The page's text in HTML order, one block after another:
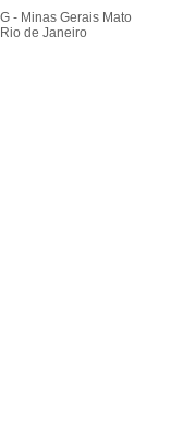
- Minas Gerais Mato
de Janeiro